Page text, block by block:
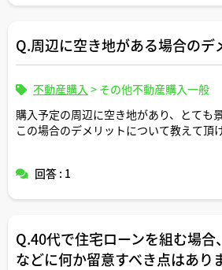
Q.周辺に空き地がある場合のデ
不動産購入 > その他不動産購入一般
購入予定の周辺に空き地があり、とても
この場合のデメリットについて教えて頂
回答 : 1
Q.40代で住宅ローンを組む場合
などに何か留意すべき点はあり